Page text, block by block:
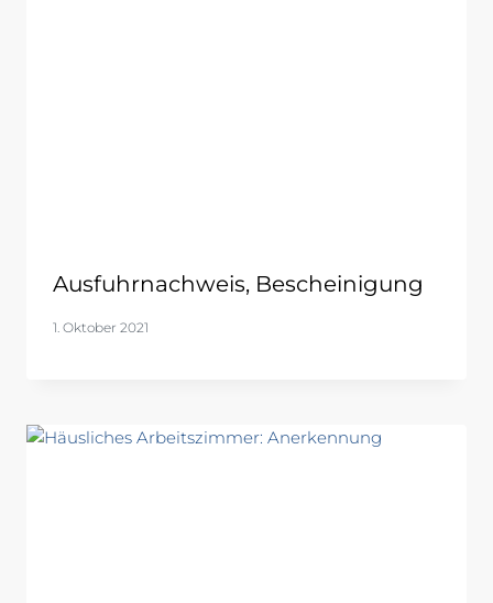
Ausfuhrnachweis, Bescheinigung
1. Oktober 2021